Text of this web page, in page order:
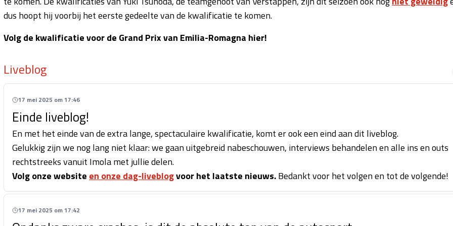
dus hoopt hij voorbij het eerste gedeelte van de kwalificatie te komen.
Volg de kwalificatie voor de Grand Prix van Emilia-Romagna hier!
Liveblog
17 mei 2025 om 17:46
Einde liveblog!
En met het einde van de extra lange, spectaculaire kwalificatie, komt er ook een eind aan dit liveblog.
Gelukkig zijn we nog lang niet klaar: we gaan uitgebreid nabeschouwen, interviews behandelen en alle ins en outs
rechtstreeks vanuit Imola met jullie delen.
Volg onze website en onze dag-liveblogvoor het laatste nieuws.Bedankt voor het volgen en tot de volgende!
17 mei 2025 om 17:42